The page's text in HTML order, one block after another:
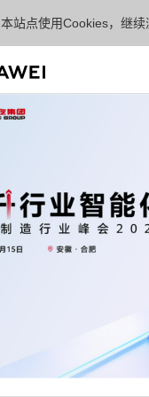
本站点使用Cookies，继